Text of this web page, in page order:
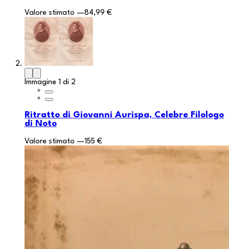
Valore stimato —84,99 €
Immagine 1 di 2
Ritratto di Giovanni Aurispa, Celebre Filologo
di Noto
Valore stimato —155 €